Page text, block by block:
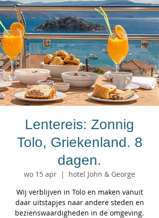
Lentereis: Zonnig
Tolo, Griekenland. 8
dagen.
wo 15 apr
  |
hotel John & George
Wij verblijven in Tolo en maken vanuit
daar uitstapjes naar andere steden en
bezienswaardigheden in de omgeving.